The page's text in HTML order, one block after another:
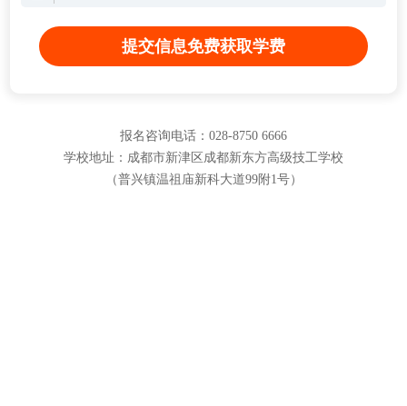
提交信息免费获取学费
报名咨询电话：028-8750 6666
学校地址：成都市新津区成都新东方高级技工学校
（普兴镇温祖庙新科大道99附1号）